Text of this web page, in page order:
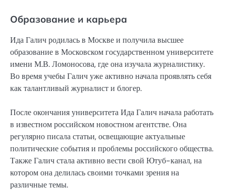
Образование и карьера
Ида Галич родилась в Москве и получила высшее
образование в Московском государственном университете
имени М.В. Ломоносова, где она изучала журналистику.
Во время учебы Галич уже активно начала проявлять себя
как талантливый журналист и блогер.
После окончания университета Ида Галич начала работать
в известном российском новостном агентстве. Она
регулярно писала статьи, освещающие актуальные
политические события и проблемы российского общества.
Также Галич стала активно вести свой Ютуб-канал, на
котором она делилась своими точками зрения на
различные темы.